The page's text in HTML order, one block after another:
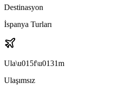
Destinasyon
İspanya Turları
Ula\u015f\u0131m
Ulaşımsız